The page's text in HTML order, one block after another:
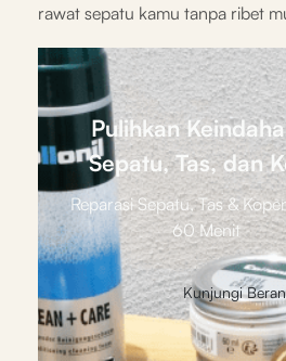
rawat sepatu kamu tanpa ribet
Pulihkan
Sepatu, Tas, dan
Reparasi Sepatu, Tas &
60 Menit
Kunjungi